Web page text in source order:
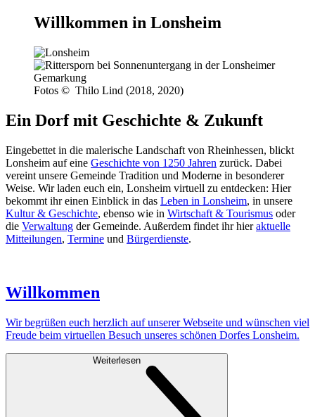
Willkommen in Lonsheim
Fotos © Thilo Lind (2018, 2020)
Ein Dorf mit Geschichte & Zukunft
Eingebettet in die malerische Landschaft von Rheinhessen, blickt
Lonsheim auf eine Geschichte von 1250 Jahren zurück. Dabei
vereint unsere Gemeinde Tradition und Moderne in besonderer
Weise. Wir laden euch ein, Lonsheim virtuell zu entdecken: Hier
bekommt ihr einen Einblick in das Leben in Lonsheim, in unsere
Kultur & Geschichte, ebenso wie in Wirtschaft & Tourismus oder
die Verwaltung der Gemeinde. Außerdem findet ihr hieraktuelle
Mitteilungen, Termine und Bürgerdienste.
Willkommen
Wir begrüßen euch herzlich auf unserer Webseite und wünschen viel
Freude beim virtuellen Besuch unseres schönen Dorfes Lonsheim.
Weiterlesen